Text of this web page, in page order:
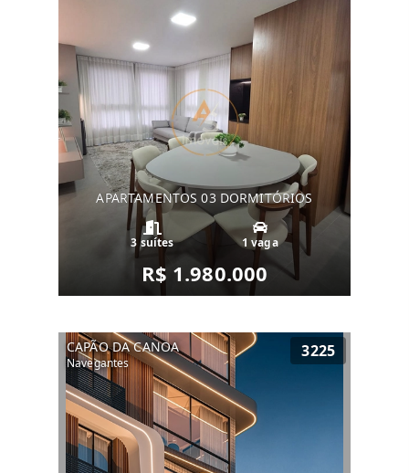
APARTAMENTOS 03 DORMITÓRIOS
3 suítes 1 vaga
R$ 1.980.000
CAPÃO DA CANOA
Navegantes
3225